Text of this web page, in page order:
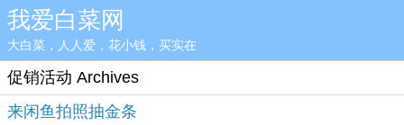
我爱白菜网
大白菜，人人爱，花小钱，买实在
促销活动 Archives
来闲鱼拍照抽金条